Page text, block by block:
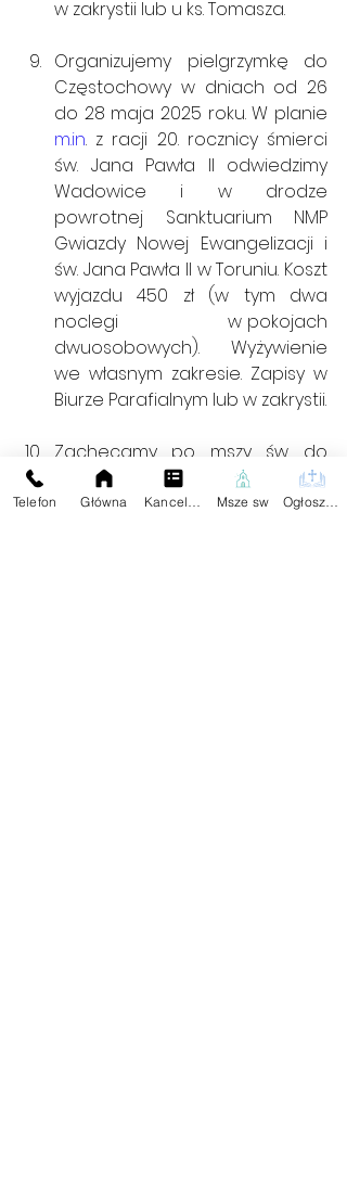
w zakrystii lub u ks. Tomasza.
Organizujemy pielgrzymkę do
Częstochowy w dniach od 26
m.in. z racji 20. rocznicy śmierci
św. Jana Pawła II odwiedzimy
Wadowice i w drodze
powrotnej Sanktuarium NMP
Gwiazdy Nowej Ewangelizacji i
św. Jana Pawła II w Toruniu. Koszt
wyjazdu 450 zł (w tym dwa
noclegi                   w pokojach
dwuosobowych). Wyżywienie
we własnym zakresie. Zapisy w
Biurze Parafialnym lub w zakrystii.
Zachęcamy po mszy św. do
wzięcia przy wyjściu z kościoła
za dobrowolną ofiarę książki „
Telefon Główna Msze sw